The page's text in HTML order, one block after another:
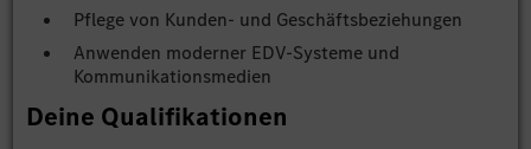
Pflege von Kunden- und Geschäftsbeziehungen
Anwenden moderner EDV-Systeme und
Kommunikationsmedien
Deine Qualifikationen